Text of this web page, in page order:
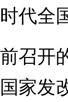
代全
开
家发